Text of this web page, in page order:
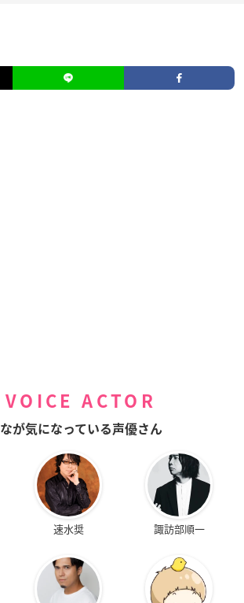
VOICE ACTOR
が気になっている声優さん
速水奨 諏訪部順一